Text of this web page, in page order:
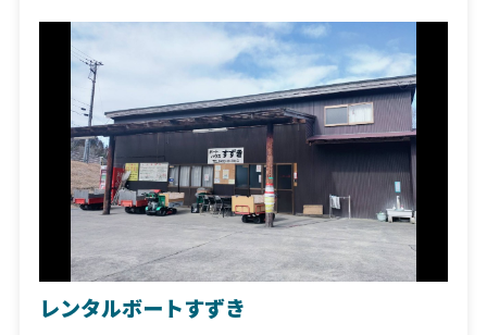
レンタルボートすずき